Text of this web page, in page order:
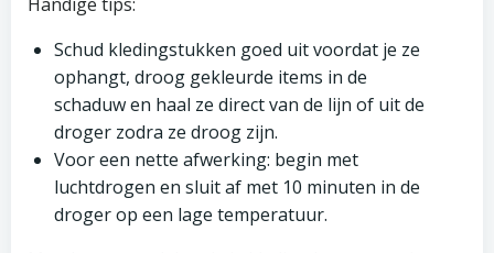
Schud kledingstukken goed uit voordat je ze
ophangt, droog gekleurde items in de
schaduw en haal ze direct van de lijn of uit de
droger zodra ze droog zijn.
Voor een nette afwerking: begin met
luchtdrogen en sluit af met 10 minuten in de
droger op een lage temperatuur.